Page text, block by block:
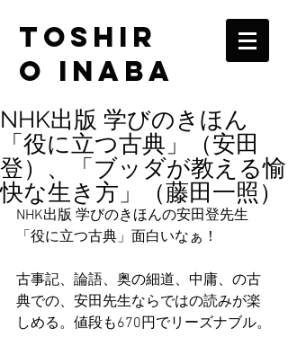
TOSHIR
O INABA
NHK出版 学びのきほん
「役に立つ古典」（安田
登）、「ブッダが教える愉
快な生き方」（藤田一照）
NHK出版 学びのきほんの安田登先生
「役に立つ古典」面白いなぁ！
古事記、論語、奥の細道、中庸、の古
典での、安田先生ならではの読みが楽
しめる。値段も670円でリーズナブル。